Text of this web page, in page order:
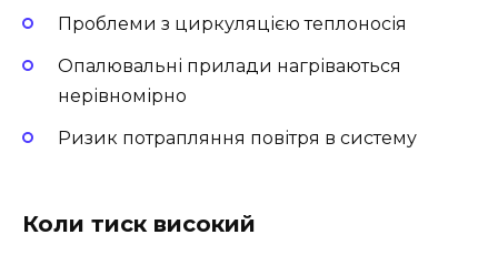
Проблеми з циркуляцією теплоносія
Опалювальні прилади нагріваються
нерівномірно
Ризик потрапляння повітря в систему
Коли тиск високий